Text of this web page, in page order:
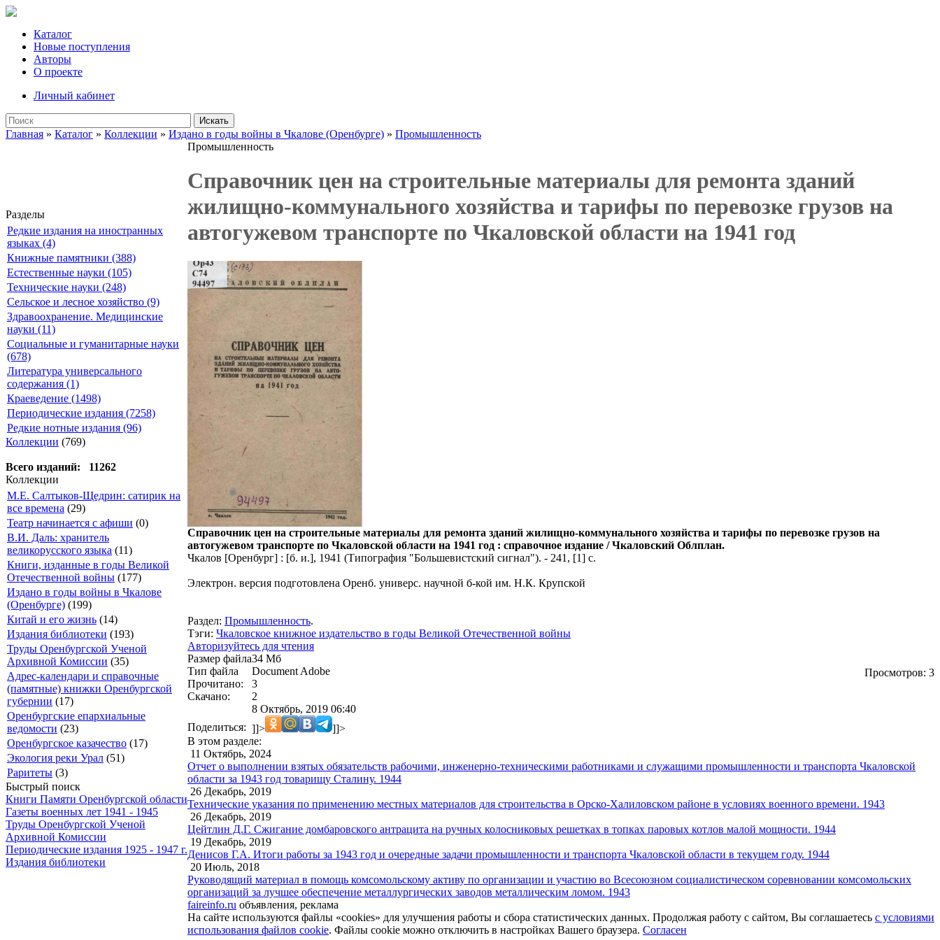
Каталог
Новые поступления
Авторы
О проекте
Личный кабинет
Искать
Главная » Каталог » Коллекции » Издано в годы войны в Чкалове (Оренбурге) » Промышленность
Разделы
Редкие издания на иностранных
языках (4)
Книжные памятники (388)
Естественные науки (105)
Технические науки (248)
Сельское и лесное хозяйство (9)
Здравоохранение. Медицинские
науки (11)
Социальные и гуманитарные науки
(678)
Литература универсального
содержания (1)
Краеведение (1498)
Периодические издания (7258)
Редкие нотные издания (96)
Коллекции (769)
Всего изданий: 11262
Коллекции
М.Е. Салтыков-Щедрин: сатирик на
все времена (29)
Театр начинается с афиши (0)
В.И. Даль: хранитель
великорусского языка (11)
Книги, изданные в годы Великой
Отечественной войны (177)
Издано в годы войны в Чкалове
(Оренбурге) (199)
Китай и его жизнь (14)
Издания библиотеки (193)
Труды Оренбургской Ученой
Архивной Комиссии (35)
Адрес-календари и справочные
(памятные) книжки Оренбургской
губернии (17)
Оренбургские епархиальные
ведомости (23)
Оренбургское казачество (17)
Экология реки Урал (51)
Раритеты (3)
Быстрый поиск
Книги Памяти Оренбургской области
Газеты военных лет 1941 - 1945
Труды Оренбургской Ученой
Архивной Комиссии
Периодические издания 1925 - 1947 г.
Издания библиотеки
Промышленность
Справочник цен на строительные материалы для ремонта зданий
жилищно-коммунального хозяйства и тарифы по перевозке грузов на
автогужевом транспорте по Чкаловской области на 1941 год
Справочник цен на строительные материалы для ремонта зданий жилищно-коммунального хозяйства и тарифы по перевозке грузов на
автогужевом транспорте по Чкаловской области на 1941 год : справочное издание / Чкаловский Облплан.
Чкалов [Оренбург] : [б. и.], 1941 (Типография "Большевистский сигнал"). - 241, [1] с.
Электрон. версия подготовлена Оренб. универс. научной б-кой им. Н.К. Крупской
Раздел: Промышленность.
Тэги: Чкаловское книжное издательство в годы Великой Отечественной войны
Авторизуйтесь для чтения
Просмотров: 3
Размер файла34 Мб
Тип файла
Document Adobe
Прочитано:
3
Скачано:
2
8 Октябрь, 2019 06:40
Поделиться: ]]>
]]>
В этом разделе:
11 Октябрь, 2024
Отчет о выполнении взятых обязательств рабочими, инженерно-техническими работниками и служащими промышленности и транспорта Чкаловской
области за 1943 год товарищу Сталину. 1944
26 Декабрь, 2019
Технические указания по применению местных материалов для строительства в Орско-Халиловском районе в условиях военного времени. 1943
26 Декабрь, 2019
Цейтлин Д.Г. Сжигание домбаровского антрацита на ручных колосниковых решетках в топках паровых котлов малой мощности. 1944
19 Декабрь, 2019
Денисов Г.А. Итоги работы за 1943 год и очередные задачи промышленности и транспорта Чкаловской области в текущем году. 1944
20 Июль, 2018
Руководящий материал в помощь комсомольскому активу по организации и участию во Всесоюзном социалистическом соревновании комсомольских
организаций за лучшее обеспечение металлургических заводов металлическим ломом. 1943
faireinfo.ru объявления, реклама
На сайте используются файлы «cookies» для улучшения работы и сбора статистических данных. Продолжая работу с сайтом, Вы соглашаетесь с условиями
использования файлов cookie. Файлы cookie можно отключить в настройках Вашего браузера. Согласен